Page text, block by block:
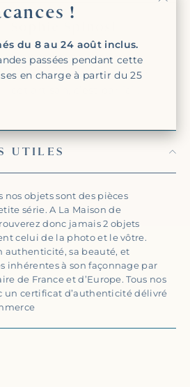
!
du 8 au 24 août inclus.
passées pendant cette
en charge à partir du 25
Si vous souhaitez en
apprendre davantage sur
UTILES
objets sont des pièces
série. A La Maison de
donc jamais 2 objets
celui de la photo et le vôtre.
authenticité, sa beauté, et
inhérentes à son façonnage par
de France et d’Europe. Tous nos
un certificat d’authenticité délivré